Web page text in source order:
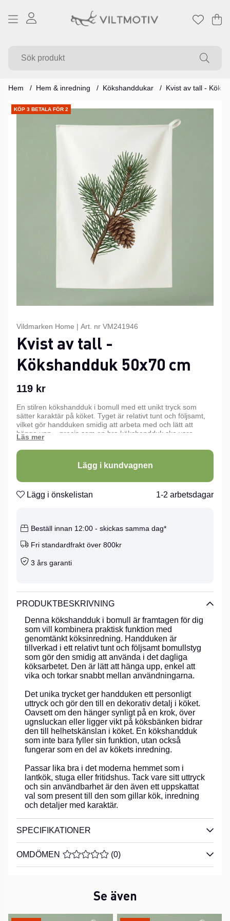
.
Hem Hem & inredning Kökshanddukar Kvist av tall -
KÖP 3 BETALA FÖR 2
Produktbilder
Vildmarken Home | Art. nr VM241946
Kvist av tall -
Kökshandduk 50x70 cm
119 kr
En stilren kökshandduk i bomull med ett unikt tryck som
sätter karaktär på köket. Tyget är relativt tunt och följsamt,
vilket gör handduken smidig att arbeta med och lätt att
hänga upp – precis som en bra kökshandduk ska vara.
Lägg i kundvagnen
Lägg i önskelistan 1-2 arbetsdagar
Beställ innan 12:00 - skickas samma dag*
Fri standardfrakt över 800kr
3 års garanti
PRODUKTBESKRIVNING
Denna kökshandduk i bomull är framtagen för dig
som vill kombinera praktisk funktion med
genomtänkt köksinredning. Handduken är
tillverkad i ett relativt tunt och följsamt bomullstyg
som gör den smidig att använda i det dagliga
köksarbetet. Den är lätt att hänga upp, enkel att
vika och torkar snabbt mellan användningarna.
Det unika trycket ger handduken ett personligt
uttryck och gör den till en dekorativ detalj i köket.
Oavsett om den hänger synligt på en krok, över
ugnsluckan eller ligger vikt på köksbänken bidrar
den till helhetskänslan i köket. En kökshandduk
som inte bara fyller sin funktion, utan också
fungerar som en del av kökets inredning.
Passar lika bra i det moderna hemmet som i
lantkök, stuga eller fritidshus. Tack vare sitt uttryck
och sin användbarhet är den även ett uppskattat
val som present till den som gillar kök, inredning
och detaljer med karaktär.
SPECIFIKATIONER
OMDÖMEN MEDELBETYG 0 AV 5 ANTAL BETYG 0
(0)
Se även